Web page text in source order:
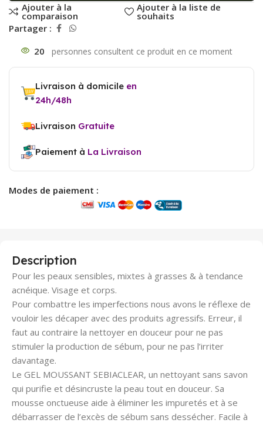
Ajouter à la
comparaison
Ajouter à la liste de
souhaits
Partager :
20
Livraison à domicile en
24h/48h
Livraison Gratuite
Paiement à La Livraison
Modes de paiement :
Description
Pour les peaux sensibles, mixtes à grasses & à tendance
acnéique. Visage et corps.
Pour combattre les imperfections nous avons le réflexe de
vouloir les décaper avec des produits agressifs. Erreur, il
faut au contraire la nettoyer en douceur pour ne pas
stimuler la production de sébum, pour ne pas l’irriter
davantage.
Le GEL MOUSSANT SEBIACLEAR, un nettoyant sans savon
qui purifie et désincruste la peau tout en douceur. Sa
mousse onctueuse aide à éliminer les impuretés et à se
débarrasser de l’excès de sébum sans dessécher. Facile à